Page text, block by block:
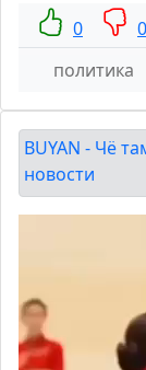
0 0
политика
BUYAN - Чё
новости